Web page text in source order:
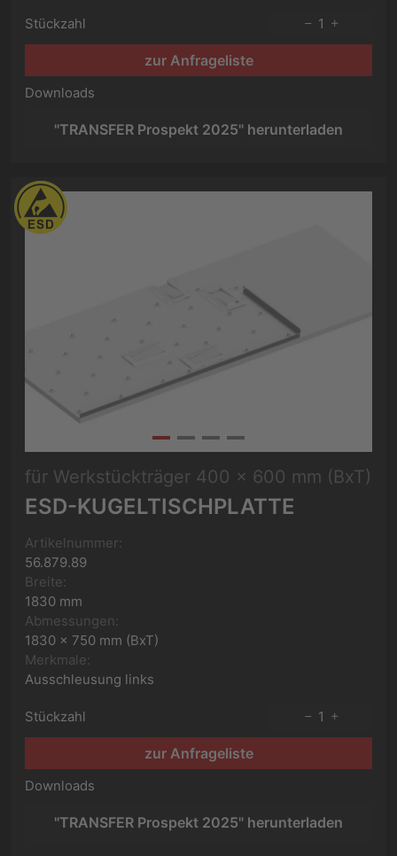
Stückzahl 1
zur Anfrageliste
Downloads
"TRANSFER Prospekt 2025" herunterladen
für Werkstückträger 400 x 600 mm (BxT)
ESD-KUGELTISCHPLATTE
Artikelnummer:
56.879.89
Breite:
1830 mm
Abmessungen:
1830 x 750 mm (BxT)
Merkmale:
Ausschleusung links
Stückzahl 1
zur Anfrageliste
Downloads
"TRANSFER Prospekt 2025" herunterladen